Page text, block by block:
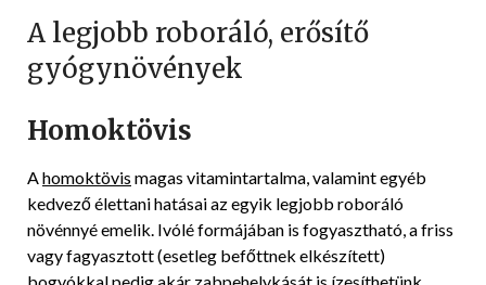
A legjobb roboráló, erősítő
gyógynövények
Homoktövis
A homoktövis magas vitamintartalma, valamint egyéb
kedvező élettani hatásai az egyik legjobb roboráló
növénnyé emelik. Ivólé formájában is fogyasztható, a friss
vagy fagyasztott (esetleg befőttnek elkészített)
bogyókkal pedig akár zabpehelykását is ízesíthetünk.